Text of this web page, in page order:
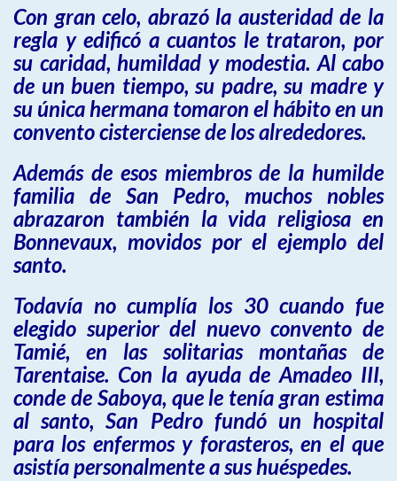
Con gran celo, abrazó la austeridad de la
regla y edificó a cuantos le trataron, por
su caridad, humildad y modestia. Al cabo
de un buen tiempo, su padre, su madre y
su única hermana tomaron el hábito en un
convento cisterciense de los alrededores.
Además de esos miembros de la humilde
familia de San Pedro, muchos nobles
abrazaron también la vida religiosa en
Bonnevaux, movidos por el ejemplo del
santo.
Todavía no cumplía los 30 cuando fue
elegido superior del nuevo convento de
Tamié, en las solitarias montañas de
Tarentaise. Con la ayuda de Amadeo III,
conde de Saboya, que le tenía gran estima
al santo, San Pedro fundó un hospital
para los enfermos y forasteros, en el que
asistía personalmente a sus huéspedes.